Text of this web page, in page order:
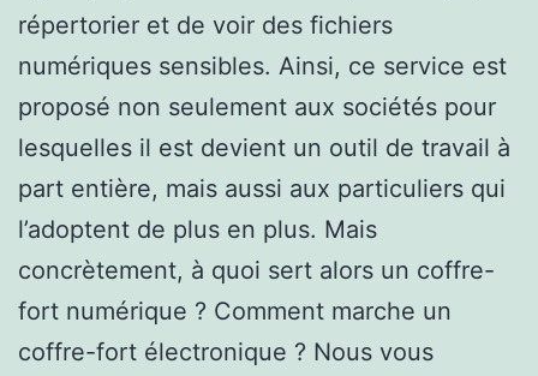
répertorier et de voir des fichiers
numériques sensibles. Ainsi, ce service est
proposé non seulement aux sociétés pour
lesquelles il est devient un outil de travail à
part entière, mais aussi aux particuliers qui
l’adoptent de plus en plus. Mais
concrètement, à quoi sert alors un coffre-
fort numérique ? Comment marche un
coffre-fort électronique ? Nous vous